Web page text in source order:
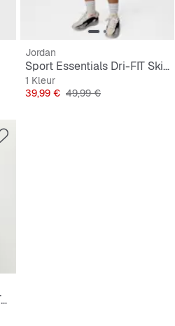
Jordan
Sport Essentials Dri-FIT Skirt
1 Kleur
Prijs
39,99 € Originele Prijs
49,99 €
Girls Peace Hand Ladies Tee Dress